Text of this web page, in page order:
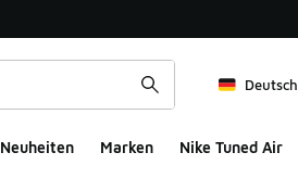
Deutsch
Neuheiten Marken Nike Tuned Air